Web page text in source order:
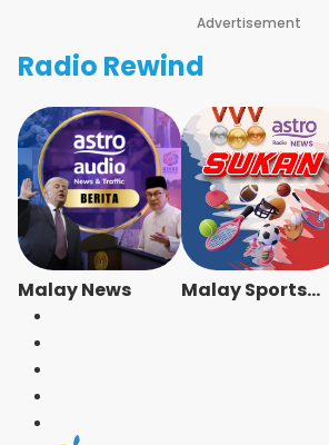
Advertisement
Radio Rewind
Malay News
Malay Sports